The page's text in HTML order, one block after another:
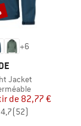
+6
Jacket
réduit
de 82,77 €
4,7(52)